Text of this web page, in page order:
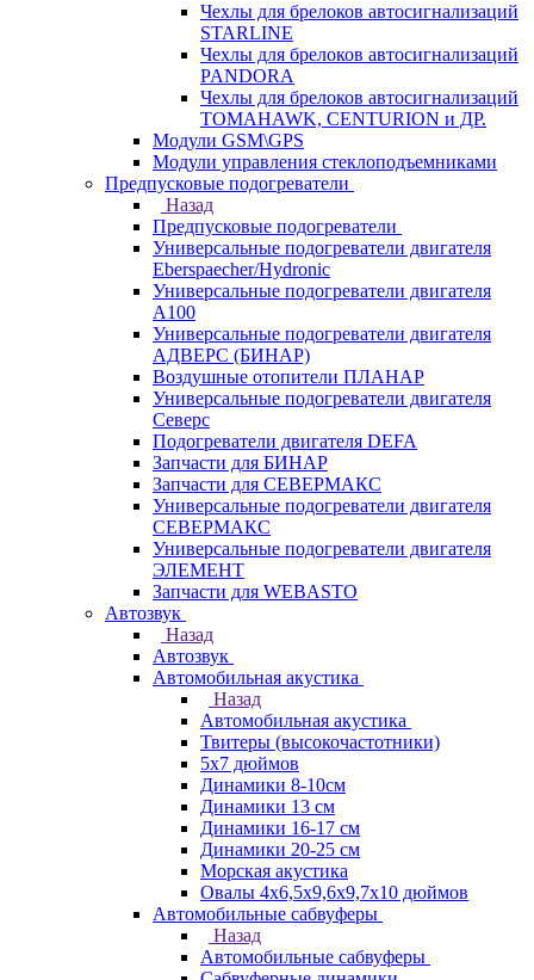
Чехлы для брелоков автосигнализаций
STARLINE
Чехлы для брелоков автосигнализаций
PANDORA
Чехлы для брелоков автосигнализаций
TOMAHAWK, CENTURION и ДР.
Модули GSM\GPS
Модули управления стеклоподъемниками
Предпусковые подогреватели
Назад
Предпусковые подогреватели
Универсальные подогреватели двигателя
Eberspaecher/Hydronic
Универсальные подогреватели двигателя
A100
Универсальные подогреватели двигателя
АДВЕРС (БИНАР)
Воздушные отопители ПЛАНАР
Универсальные подогреватели двигателя
Северс
Подогреватели двигателя DEFA
Запчасти для БИНАР
Запчасти для СЕВЕРМАКС
Универсальные подогреватели двигателя
СЕВЕРМАКС
Универсальные подогреватели двигателя
ЭЛЕМЕНТ
Запчасти для WEBASTO
Автозвук
Назад
Автозвук
Автомобильная акустика
Назад
Автомобильная акустика
Твитеры (высокочастотники)
5x7 дюймов
Динамики 8-10см
Динамики 13 см
Динамики 16-17 см
Динамики 20-25 см
Морская акустика
Овалы 4х6,5х9,6x9,7х10 дюймов
Автомобильные сабвуферы
Назад
Автомобильные сабвуферы